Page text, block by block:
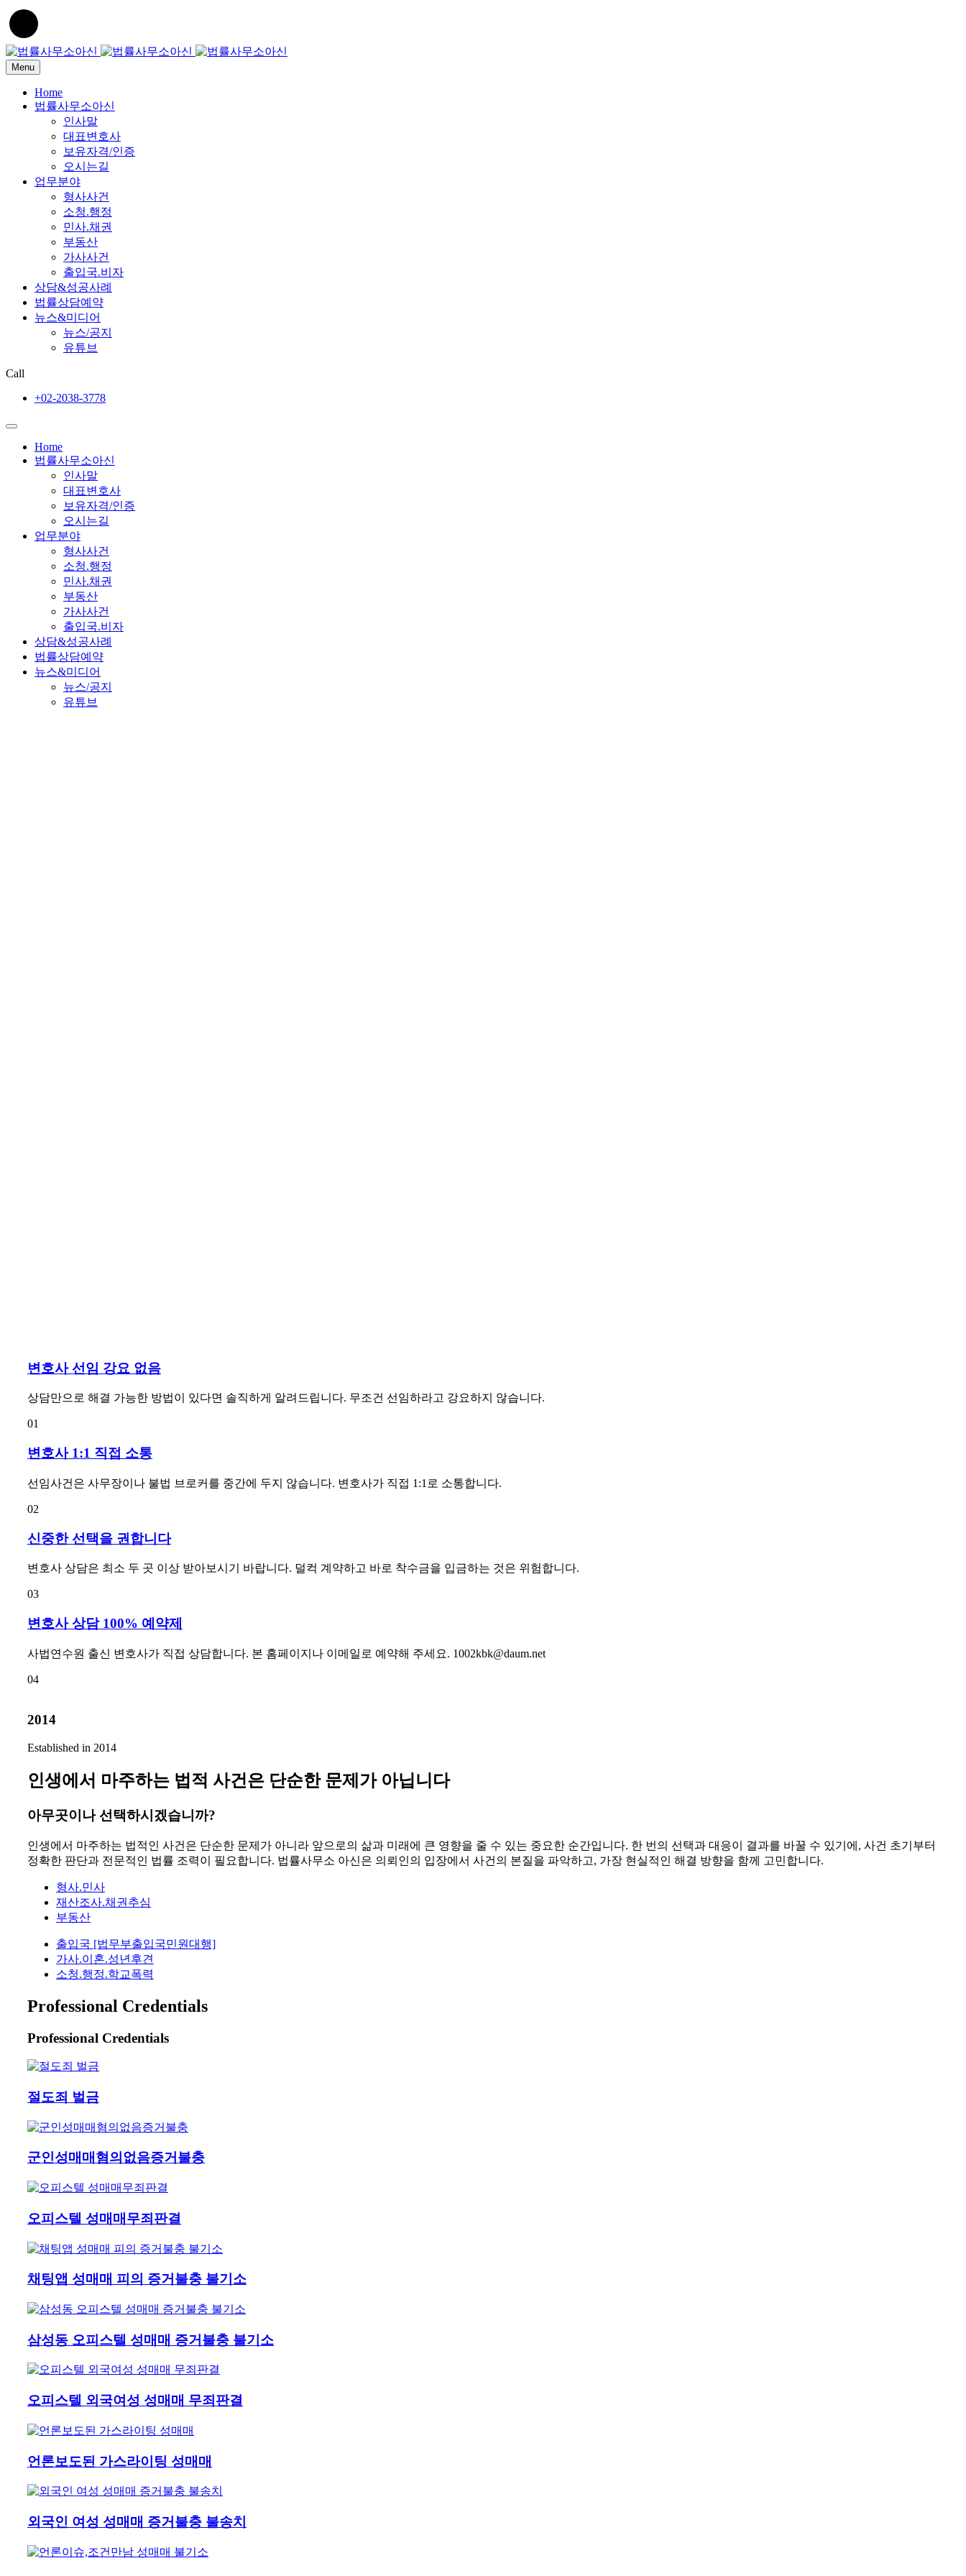
Menu
Home
법률사무소아신
인사말
대표변호사
보유자격/인증
오시는길
업무분야
형사사건
소청.행정
민사.채권
부동산
가사사건
출입국.비자
상담&성공사례
법률상담예약
뉴스&미디어
뉴스/공지
유튜브
Call
+02-2038-3778
Home
법률사무소아신
인사말
대표변호사
보유자격/인증
오시는길
업무분야
형사사건
소청.행정
민사.채권
부동산
가사사건
출입국.비자
상담&성공사례
법률상담예약
뉴스&미디어
뉴스/공지
유튜브
변호사 선임 강요 없음
상담만으로 해결 가능한 방법이 있다면 솔직하게 알려드립니다. 무조건 선임하라고 강요하지 않습니다.
01
변호사 1:1 직접 소통
선임사건은 사무장이나 불법 브로커를 중간에 두지 않습니다. 변호사가 직접 1:1로 소통합니다.
02
신중한 선택을 권합니다
변호사 상담은 최소 두 곳 이상 받아보시기 바랍니다. 덜컥 계약하고 바로 착수금을 입금하는 것은 위험합니다.
03
변호사 상담 100% 예약제
사법연수원 출신 변호사가 직접 상담합니다. 본 홈페이지나 이메일로 예약해 주세요. 1002kbk@daum.net
04
2014
Established in 2014
인생에서 마주하는 법적 사건은 단순한 문제가 아닙니다
아무곳이나 선택하시겠습니까?
인생에서 마주하는 법적인 사건은 단순한 문제가 아니라 앞으로의 삶과 미래에 큰 영향을 줄 수 있는 중요한 순간입니다. 한 번의 선택과 대응이 결과를 바꿀 수 있기에, 사건 초기부터
정확한 판단과 전문적인 법률 조력이 필요합니다. 법률사무소 아신은 의뢰인의 입장에서 사건의 본질을 파악하고, 가장 현실적인 해결 방향을 함께 고민합니다.
형사.민사
재산조사.채권추심
부동산
출입국 [법무부출입국민원대행]
가사.이혼.성년후견
소청.행정.학교폭력
Professional Credentials
Professional Credentials
절도죄 벌금
군인성매매혐의없음증거불충
오피스텔 성매매무죄판결
채팅앱 성매매 피의 증거불충 불기소
삼성동 오피스텔 성매매 증거불충 불기소
오피스텔 외국여성 성매매 무죄판결
언론보도된 가스라이팅 성매매
외국인 여성 성매매 증거불충 불송치